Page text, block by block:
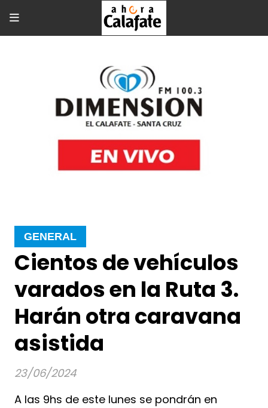
Cientos de vehículos
varados en la Ruta 3.
Harán otra caravana
asistida
A las 9hs de este lunes se pondrán en
GENERAL
23/06/2024